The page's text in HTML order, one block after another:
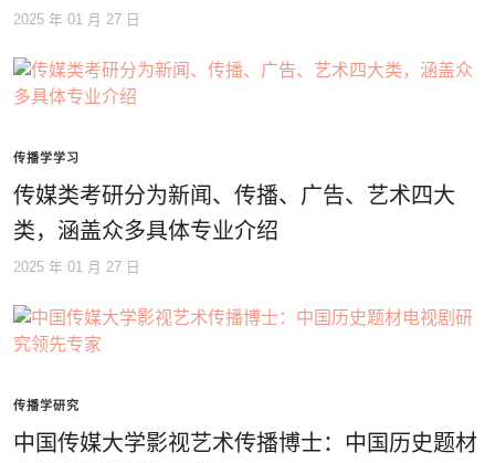
2025 年 01 月 27 日
传播学学习
传媒类考研分为新闻、传播、广告、艺术四大
类，涵盖众多具体专业介绍
2025 年 01 月 27 日
传播学研究
中国传媒大学影视艺术传播博士：中国历史题材